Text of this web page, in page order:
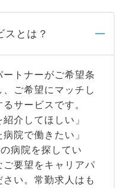
スとは？
トナーがご希望条
ご希望にマッチし
サービスです。
介してほしい」
院で働きたい」
病院を探してい
要望をキャリアパ
い。常勤求人はも